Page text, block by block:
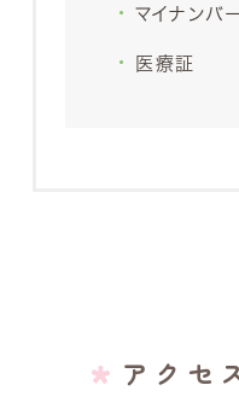
マイナンバ
医療証
アクセ